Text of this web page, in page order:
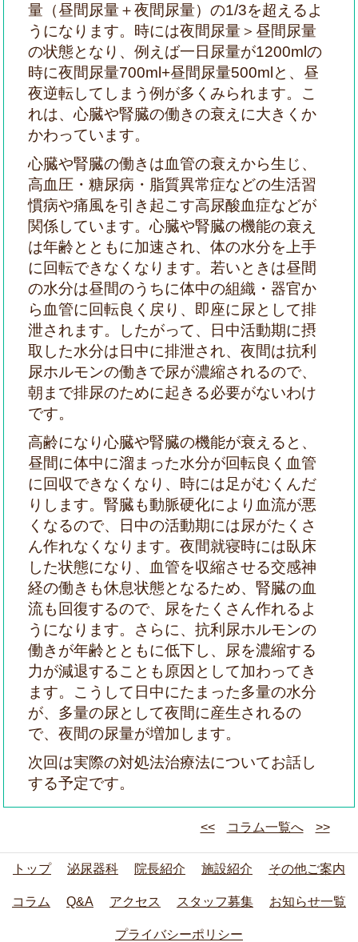
量（昼間尿量＋夜間尿量）の1/3を超えるよ
うになります。時には夜間尿量＞昼間尿量
の状態となり、例えば一日尿量が1200mlの
時に夜間尿量700ml+昼間尿量500mlと、昼
夜逆転してしまう例が多くみられます。こ
れは、心臓や腎臓の働きの衰えに大きくか
かわっています。
心臓や腎臓の働きは血管の衰えから生じ、
高血圧・糖尿病・脂質異常症などの生活習
慣病や痛風を引き起こす高尿酸血症などが
関係しています。心臓や腎臓の機能の衰え
は年齢とともに加速され、体の水分を上手
に回転できなくなります。若いときは昼間
の水分は昼間のうちに体中の組織・器官か
ら血管に回転良く戻り、即座に尿として排
泄されます。したがって、日中活動期に摂
取した水分は日中に排泄され、夜間は抗利
尿ホルモンの働きで尿が濃縮されるので、
朝まで排尿のために起きる必要がないわけ
です。
高齢になり心臓や腎臓の機能が衰えると、
昼間に体中に溜まった水分が回転良く血管
に回収できなくなり、時には足がむくんだ
りします。腎臓も動脈硬化により血流が悪
くなるので、日中の活動期には尿がたくさ
ん作れなくなります。夜間就寝時には臥床
した状態になり、血管を収縮させる交感神
経の働きも休息状態となるため、腎臓の血
流も回復するので、尿をたくさん作れるよ
うになります。さらに、抗利尿ホルモンの
働きが年齢とともに低下し、尿を濃縮する
力が減退することも原因として加わってき
ます。こうして日中にたまった多量の水分
が、多量の尿として夜間に産生されるの
で、夜間の尿量が増加します。
次回は実際の対処法治療法についてお話し
する予定です。
<< コラム一覧へ >>
トップ 泌尿器科 院長紹介 施設紹介 その他ご案内
コラム Q&A アクセス スタッフ募集 お知らせ一覧
プライバシーポリシー